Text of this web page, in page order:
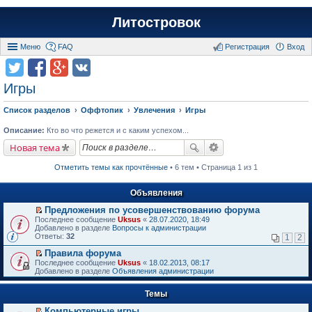
Литостровок
Меню FAQ Вход
Регистрация
Игры
Список разделов Оффтопик Увлечения Игры
Описание: Кто во что режется и с каким успехом...
Новая тема
Отметить темы как прочтённые • 6 тем • Страница 1 из 1
Объявления
П
е
р
й
т
и
к
п
в
Предложения по усовершенствованию форума
Последнее сообщение Uksus « 28.07.2020, 18:49
Добавлено в разделе Вопросы к администрации
Ответы: 32 1 2
П
е
р
е
т
и
Правила форума
Последнее сообщение Uksus « 18.02.2013, 08:17
Добавлено в разделе Объявления администрации
Темы